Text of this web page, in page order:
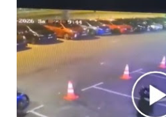
Grab bertindak
berlaku pertikaman lidah
berkenaan kini tular di media
reaksi orang ramai. Antara
media sosial mengenai insiden
meluahkan rasa marah